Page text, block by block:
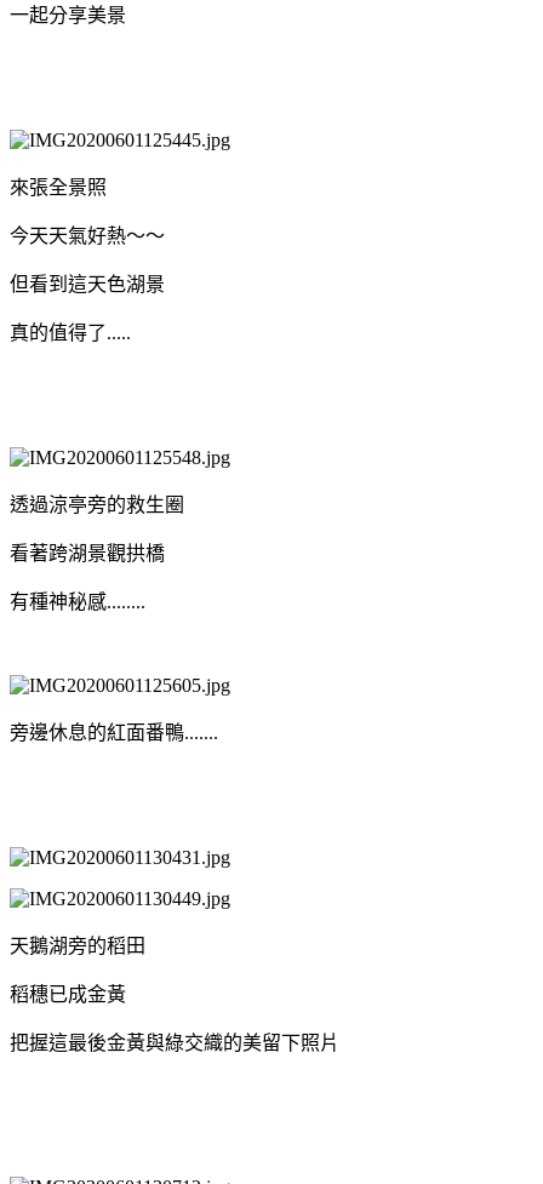
一起分享美景
來張全景照
今天天氣好熱～～
但看到這天色湖景
真的值得了.....
透過涼亭旁的救生圈
看著跨湖景觀拱橋
有種神秘感........
旁邊休息的紅面番鴨.......
天鵝湖旁的稻田
稻穗已成金黃
把握這最後金黃與綠交織的美留下照片